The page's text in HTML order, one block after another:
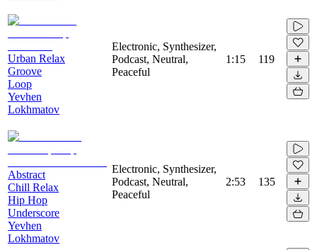
Urban Relax
Groove
Loop
Yevhen
Lokhmatov
Electronic, Synthesizer,
Podcast, Neutral,
Peaceful
1:15 119
Abstract
Chill Relax
Hip Hop
Underscore
Yevhen
Lokhmatov
Electronic, Synthesizer,
Podcast, Neutral,
Peaceful
2:53 135